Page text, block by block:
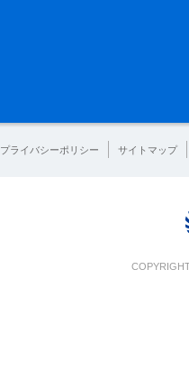
プライバシーポリシー サイトマップ